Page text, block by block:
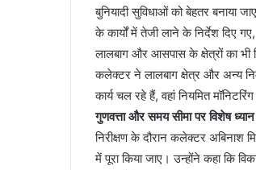
बुनियादी सुविधाओं को बेहतर बनाया
के कार्यों में तेजी लाने के निर्देश दिए
लालबाग और आसपास के क्षेत्रों का भी
कलेक्टर ने लालबाग क्षेत्र और अन्य
कार्य चल रहे हैं, वहां नियमित
गुणवत्ता और समय सीमा पर विशेष ध्यान
निरीक्षण के दौरान कलेक्टर अबिनाश
में पूरा किया जाए। उन्होंने कहा कि